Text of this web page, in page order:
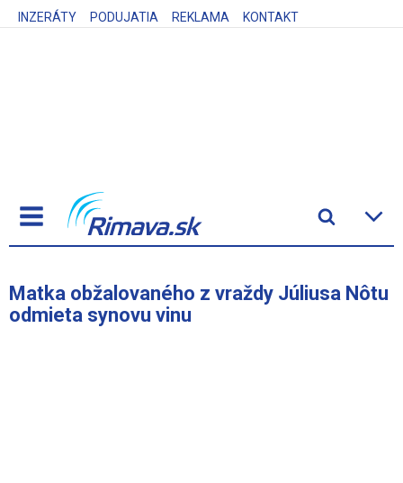
INZERÁTY PODUJATIA REKLAMA KONTAKT
Matka obžalovaného z vraždy Júliusa Nôtu
odmieta synovu vinu